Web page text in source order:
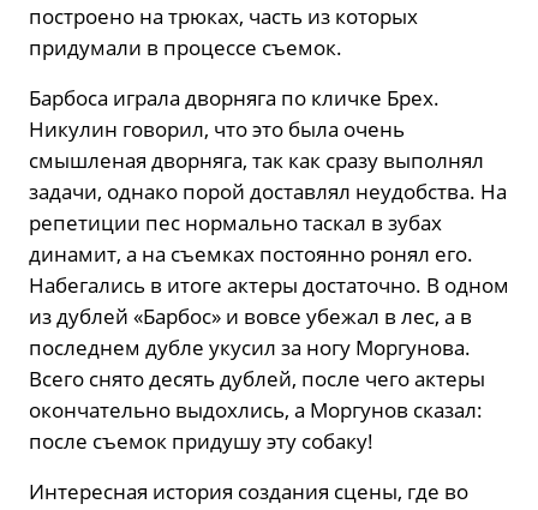
построено на трюках, часть из которых
придумали в процессе съемок.
Барбоса играла дворняга по кличке Брех.
Никулин говорил, что это была очень
смышленая дворняга, так как сразу выполнял
задачи, однако порой доставлял неудобства. На
репетиции пес нормально таскал в зубах
динамит, а на съемках постоянно ронял его.
Набегались в итоге актеры достаточно. В одном
из дублей «Барбос» и вовсе убежал в лес, а в
последнем дубле укусил за ногу Моргунова.
Всего снято десять дублей, после чего актеры
окончательно выдохлись, а Моргунов сказал:
после съемок придушу эту собаку!
Интересная история создания сцены, где во